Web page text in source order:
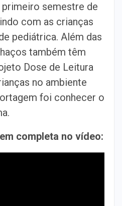
semestre de
com as crianças
pediátrica. Além das
também têm
Dose de Leitura
no ambiente
foi conhecer o
completa no vídeo: